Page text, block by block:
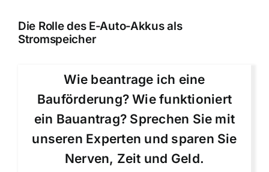
Die Rolle des E-Auto-Akkus als
Stromspeicher
Wie beantrage ich eine
Bauförderung? Wie funktioniert
ein Bauantrag? Sprechen Sie mit
unseren Experten und sparen Sie
Nerven, Zeit und Geld.